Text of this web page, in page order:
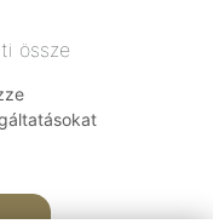
össze